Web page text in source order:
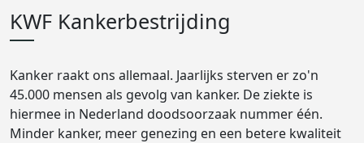
KWF Kankerbestrijding
Kanker raakt ons allemaal. Jaarlijks sterven er zo'n
45.000 mensen als gevolg van kanker. De ziekte is
hiermee in Nederland doodsoorzaak nummer één.
Minder kanker, meer genezing en een betere kwaliteit